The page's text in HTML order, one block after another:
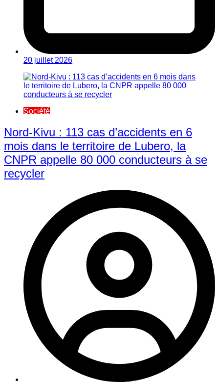
20 juillet 2026
Société
Nord-Kivu : 113 cas d’accidents en 6
mois dans le territoire de Lubero, la
CNPR appelle 80 000 conducteurs à se
recycler